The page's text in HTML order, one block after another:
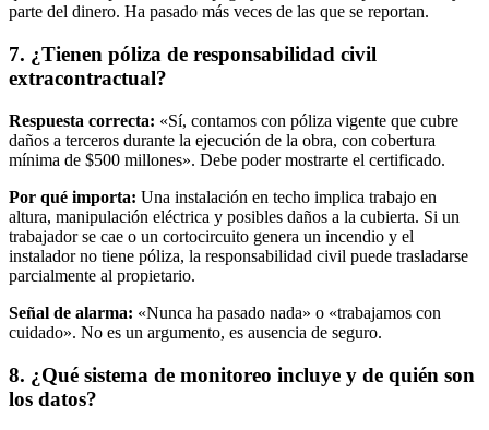
parte del dinero. Ha pasado más veces de las que se reportan.
7. ¿Tienen póliza de responsabilidad civil
extracontractual?
Respuesta correcta: «Sí, contamos con póliza vigente que cubre
daños a terceros durante la ejecución de la obra, con cobertura
mínima de $500 millones». Debe poder mostrarte el certificado.
Por qué importa: Una instalación en techo implica trabajo en
altura, manipulación eléctrica y posibles daños a la cubierta. Si un
trabajador se cae o un cortocircuito genera un incendio y el
instalador no tiene póliza, la responsabilidad civil puede trasladarse
parcialmente al propietario.
Señal de alarma: «Nunca ha pasado nada» o «trabajamos con
cuidado». No es un argumento, es ausencia de seguro.
8. ¿Qué sistema de monitoreo incluye y de quién son
los datos?